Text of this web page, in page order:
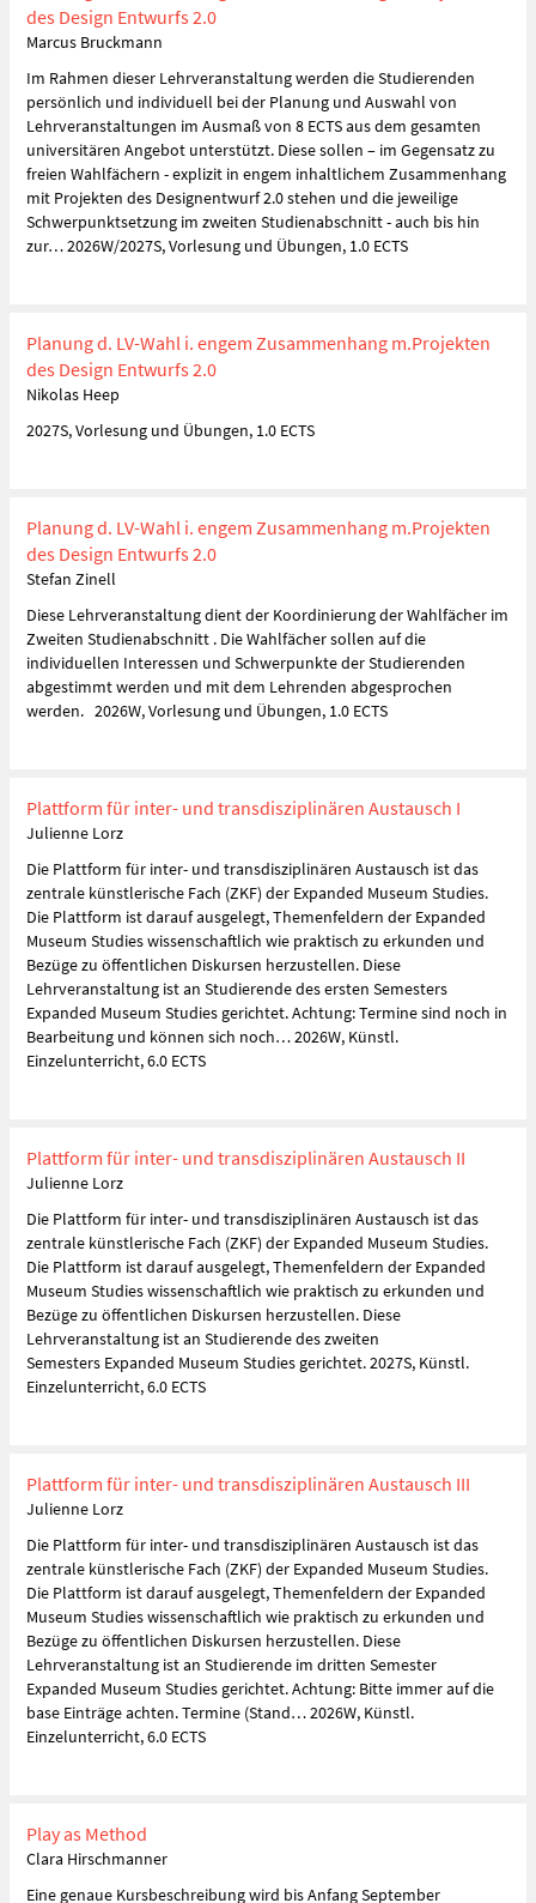
des Design Entwurfs 2.0
Marcus Bruckmann
Im Rahmen dieser Lehrveranstaltung werden die Studierenden
persönlich und individuell bei der Planung und Auswahl von
Lehrveranstaltungen im Ausmaß von 8 ECTS aus dem gesamten
universitären Angebot unterstützt. Diese sollen – im Gegensatz zu
freien Wahlfächern - explizit in engem inhaltlichem Zusammenhang
mit Projekten des Designentwurf 2.0 stehen und die jeweilige
Schwerpunktsetzung im zweiten Studienabschnitt - auch bis hin
zur… 2026W/2027S, Vorlesung und Übungen, 1.0 ECTS
Planung d. LV-Wahl i. engem Zusammenhang m.Projekten
des Design Entwurfs 2.0
Nikolas Heep
2027S, Vorlesung und Übungen, 1.0 ECTS
Planung d. LV-Wahl i. engem Zusammenhang m.Projekten
des Design Entwurfs 2.0
Stefan Zinell
Diese Lehrveranstaltung dient der Koordinierung der Wahlfächer im
Zweiten Studienabschnitt . Die Wahlfächer sollen auf die
individuellen Interessen und Schwerpunkte der Studierenden
abgestimmt werden und mit dem Lehrenden abgesprochen
werden. 2026W, Vorlesung und Übungen, 1.0 ECTS
Plattform für inter- und transdisziplinären Austausch I
Julienne Lorz
Die Plattform für inter- und transdisziplinären Austausch ist das
zentrale künstlerische Fach (ZKF) der Expanded Museum Studies.
Die Plattform ist darauf ausgelegt, Themenfeldern der Expanded
Museum Studies wissenschaftlich wie praktisch zu erkunden und
Bezüge zu öffentlichen Diskursen herzustellen. Diese
Lehrveranstaltung ist an Studierende des ersten Semesters
Expanded Museum Studies gerichtet. Achtung: Termine sind noch in
Bearbeitung und können sich noch… 2026W, Künstl.
Einzelunterricht, 6.0 ECTS
Plattform für inter- und transdisziplinären Austausch II
Julienne Lorz
Die Plattform für inter- und transdisziplinären Austausch ist das
zentrale künstlerische Fach (ZKF) der Expanded Museum Studies.
Die Plattform ist darauf ausgelegt, Themenfeldern der Expanded
Museum Studies wissenschaftlich wie praktisch zu erkunden und
Bezüge zu öffentlichen Diskursen herzustellen. Diese
Lehrveranstaltung ist an Studierende des zweiten
Semesters Expanded Museum Studies gerichtet. 2027S, Künstl.
Einzelunterricht, 6.0 ECTS
Plattform für inter- und transdisziplinären Austausch III
Julienne Lorz
Die Plattform für inter- und transdisziplinären Austausch ist das
zentrale künstlerische Fach (ZKF) der Expanded Museum Studies.
Die Plattform ist darauf ausgelegt, Themenfeldern der Expanded
Museum Studies wissenschaftlich wie praktisch zu erkunden und
Bezüge zu öffentlichen Diskursen herzustellen. Diese
Lehrveranstaltung ist an Studierende im dritten Semester
Expanded Museum Studies gerichtet. Achtung: Bitte immer auf die
base Einträge achten. Termine (Stand… 2026W, Künstl.
Einzelunterricht, 6.0 ECTS
Play as Method
Clara Hirschmanner
Eine genaue Kursbeschreibung wird bis Anfang September